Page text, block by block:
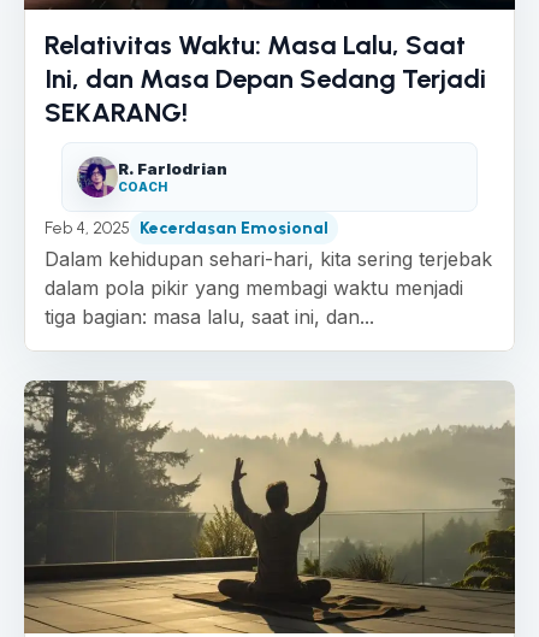
Relativitas Waktu: Masa Lalu, Saat
Ini, dan Masa Depan Sedang Terjadi
SEKARANG!
R. Farlodrian
COACH
Feb 4, 2025 Kecerdasan Emosional
Dalam kehidupan sehari-hari, kita sering terjebak
dalam pola pikir yang membagi waktu menjadi
tiga bagian: masa lalu, saat ini, dan...